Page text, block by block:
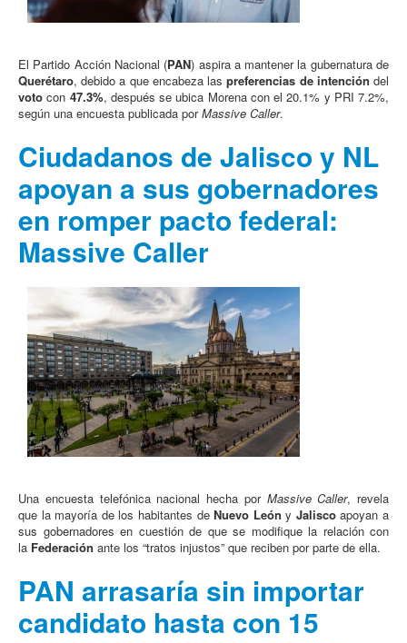
El Partido Acción Nacional (PAN) aspira a mantener la gubernatura de
Querétaro, debido a que encabeza laspreferencias de intención del
voto con 47.3%, después se ubica Morena con el 20.1% y PRI 7.2%,
según una encuesta publicada porMassive Caller.
Ciudadanos de Jalisco y NL
apoyan a sus gobernadores
en romper pacto federal:
Massive Caller
Una encuesta telefónica nacional hecha por Massive Caller, revela
que la mayoría de los habitantes deNuevo León y Jaliscoapoyan a
sus gobernadores en cuestión de que se modifique la relación con
la Federación ante los “tratos injustos” que reciben por parte de ella.
PAN arrasaría sin importar
candidato hasta con 15